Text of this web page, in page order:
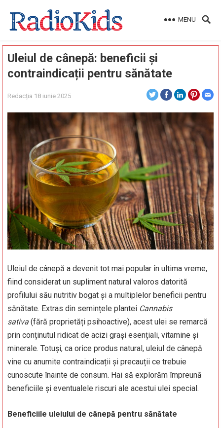
MENU
Uleiul de cânepă: beneficii și
contraindicații pentru sănătate
Redacția 18 iunie 2025
Uleiul de cânepă a devenit tot mai popular în ultima vreme,
fiind considerat un supliment natural valoros datorită
profilului său nutritiv bogat și a multiplelor beneficii pentru
sănătate. Extras din semințele plantei Cannabis
sativa (fără proprietăți psihoactive), acest ulei se remarcă
prin conținutul ridicat de acizi grași esențiali, vitamine și
minerale. Totuși, ca orice produs natural, uleiul de cânepă
vine cu anumite contraindicații și precauții ce trebuie
cunoscute înainte de consum. Hai să explorăm împreună
beneficiile și eventualele riscuri ale acestui ulei special.
Beneficiile uleiului de cânepă pentru sănătate